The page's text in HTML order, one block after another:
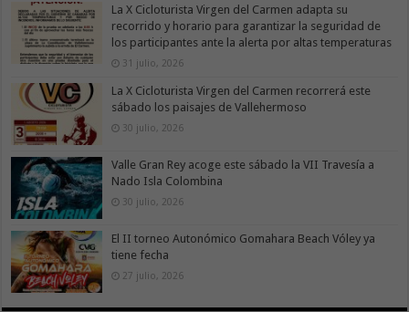
La X Cicloturista Virgen del Carmen adapta su
recorrido y horario para garantizar la seguridad de
los participantes ante la alerta por altas temperaturas
31 julio, 2026
La X Cicloturista Virgen del Carmen recorrerá este
sábado los paisajes de Vallehermoso
30 julio, 2026
Valle Gran Rey acoge este sábado la VII Travesía a
Nado Isla Colombina
30 julio, 2026
El II torneo Autonómico Gomahara Beach Vóley ya
tiene fecha
27 julio, 2026